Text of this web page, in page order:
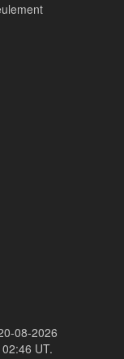
08-2026
02:46 UT.